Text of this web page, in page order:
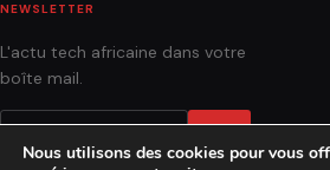
NEWSLETTER
L'actu tech africaine dans votre
boîte mail.
Nous utilisons des cookies pour vous